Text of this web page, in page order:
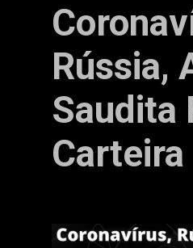
Rússia,
Saudita
Carteira